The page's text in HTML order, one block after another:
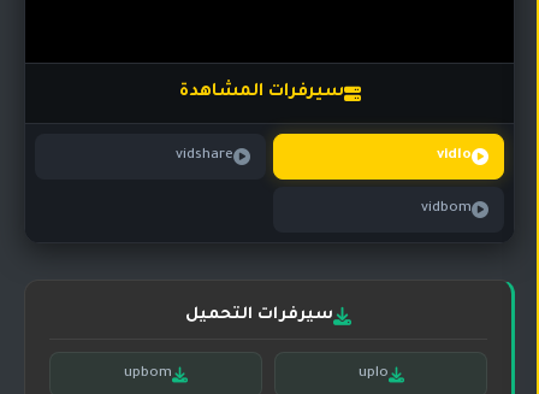
مسلسلات
مسلسلات
تركي
مسلسلات
سيرفرات المشاهدة
vidlo
vidshare
vidbom
سيرفرات التحميل
uplo
upbom